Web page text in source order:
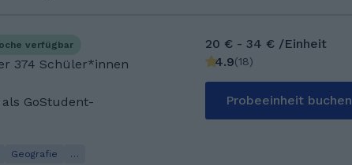
verfügbar
374 Schüler*innen
GoStudent-
Geografie …
20 € - 34 € /Einheit
4.9(18)
Probeeinheit buchen